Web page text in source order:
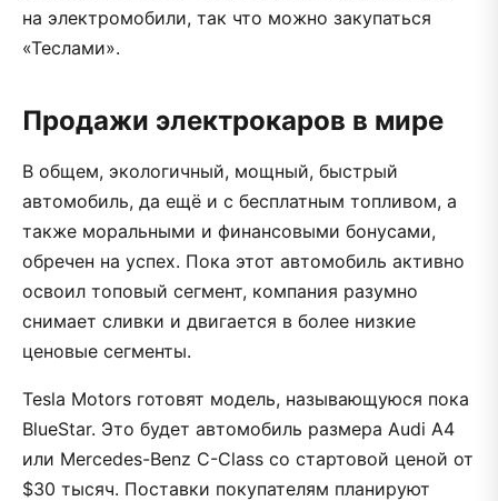
на электромобили, так что можно закупаться
«Теслами».
Продажи электрокаров в мире
В общем, экологичный, мощный, быстрый
автомобиль, да ещё и с бесплатным топливом, а
также моральными и финансовыми бонусами,
обречен на успех. Пока этот автомобиль активно
освоил топовый сегмент, компания разумно
снимает сливки и двигается в более низкие
ценовые сегменты.
Tesla Motors готовят модель, называющуюся пока
BlueStar. Это будет автомобиль размера Audi A4
или Mercedes-Benz C-Class со стартовой ценой от
$30 тысяч. Поставки покупателям планируют